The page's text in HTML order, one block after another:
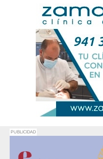
PUBLICIDAD